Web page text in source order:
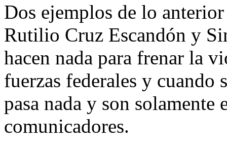
Dos ejemplos de lo
Rutilio Cruz Escandón y
hacen nada para frenar la
fuerzas federales y cuando
pasa nada y son solamente
comunicadores.